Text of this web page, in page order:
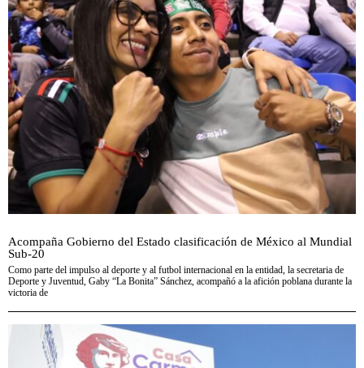
Acompaña Gobierno del Estado clasificación de México al Mundial
Sub-20
Como parte del impulso al deporte y al futbol internacional en la entidad, la secretaria de
Deporte y Juventud, Gaby “La Bonita” Sánchez, acompañó a la afición poblana durante la
victoria de